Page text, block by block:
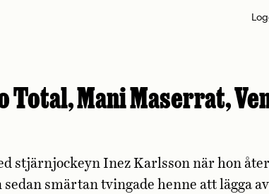
Total, Mani Maserrat,
stjärnjockeyn Inez Karlsson när hon
smärtan tvingade henne att lägga